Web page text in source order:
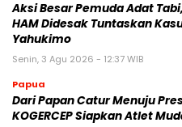
Aksi Besar Pemuda Adat
HAM Didesak Tuntaskan
Yahukimo
Senin, 3 Agu 2026 - 12:37 WIB
Papua
Dari Papan Catur Menuju
KOGERCEP Siapkan Atlet